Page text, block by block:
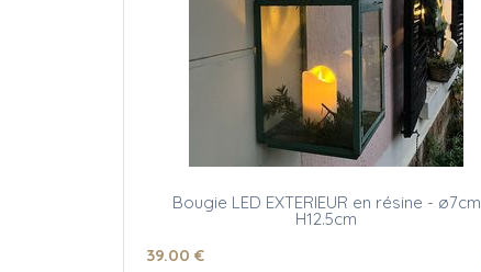
Bougie LED EXTERIEUR en résine - ø7cm
H12.5cm
39.00 €